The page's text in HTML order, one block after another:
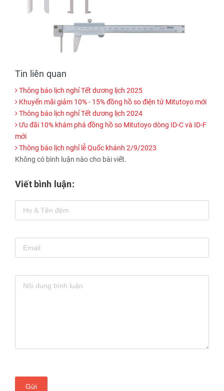
Tin liên quan
Thông báo lịch nghỉ Tết dương lịch 2025
Khuyến mãi giảm 10% - 15% đồng hồ so điện tử Mitutoyo mới
Thông báo lịch nghỉ Tết dương lịch 2024
Ưu đãi 10% khám phá đồng hồ so Mitutoyo dòng ID-C và ID-F
mới
Thông báo lịch nghỉ lễ Quốc khánh 2/9/2023
Không có bình luận nào cho bài viết.
Viết bình luận:
Gửi